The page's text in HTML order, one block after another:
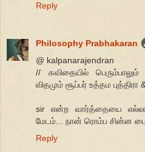
Reply
Philosophy Prabhakaran
@ kalpanarajendran
// கவிதையில்
விதமும் சூப்பர் உத்தம புத்திரா
sir என்ற வார்த்தையை
மேடம்... நான் ரொம்ப சின்ன
Reply